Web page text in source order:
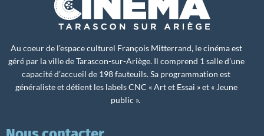
Au coeur de l’espace culturel François Mitterrand, le cinéma est
géré par la ville de Tarascon-sur-Ariège. Il comprend 1 salle d’une
capacité d’accueil de 198 fauteuils. Sa programmation est
généraliste et détient les labels CNC « Art et Essai » et « Jeune
public ».